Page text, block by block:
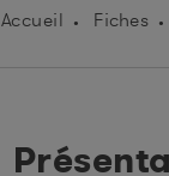
Accueil Fiches